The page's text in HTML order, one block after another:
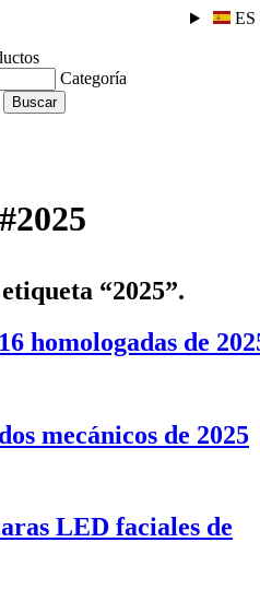
ES
Categoría
Buscar
“2025”.
homologadas de
mecánicos de 2025
LED faciales de